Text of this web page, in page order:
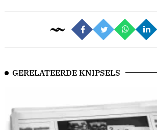
GERELATEERDE KNIPSELS